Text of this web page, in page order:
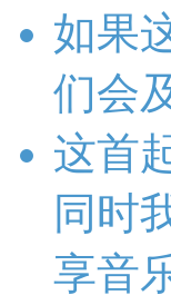
如果
们会
这首
同时
享音